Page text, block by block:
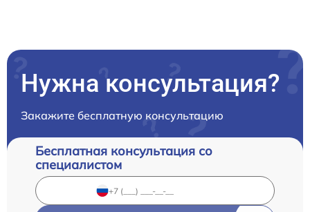
Нужна консультация?
Закажите бесплатную консультацию
Бесплатная консультация со
специалистом